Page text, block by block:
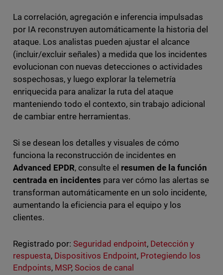
La correlación, agregación e inferencia impulsadas
por IA reconstruyen automáticamente la historia del
ataque. Los analistas pueden ajustar el alcance
(incluir/excluir señales) a medida que los incidentes
evolucionan con nuevas detecciones o actividades
sospechosas, y luego explorar la telemetría
enriquecida para analizar la ruta del ataque
manteniendo todo el contexto, sin trabajo adicional
de cambiar entre herramientas.
Si se desean los detalles y visuales de cómo
funciona la reconstrucción de incidentes en
Advanced EPDR, consulte el resumen de la función
centrada en incidentes para ver cómo las alertas se
transforman automáticamente en un solo incidente,
aumentando la eficiencia para el equipo y los
clientes.
Registrado por: Seguridad endpoint, Detección y
respuesta, Dispositivos Endpoint, Protegiendo los
Endpoints, MSP, Socios de canal